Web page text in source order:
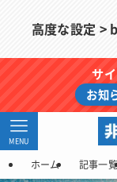
高度な設定 >
サ
お知
MENU
ホーム 記事一覧